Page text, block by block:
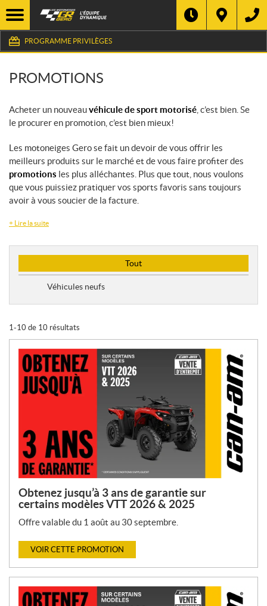
PROGRAMME PRIVILÈGES
PROMOTIONS
Acheter un nouveauvéhicule de sport motorisé , c’est bien. Se
le procurer en promotion, c’est bien mieux!
Les motoneiges Gero se fait un devoir de vous offrir les
meilleurs produits sur le marché et de vous faire profiter des
promotions les plus alléchantes. Plus que tout, nous voulons
que vous puissiez pratiquer vos sports favoris sans toujours
avoir à vous soucier de la facture.
+ Lire la suite
y
e
e
p
r
o
m
o
o
s
Tout
Véhicules neufs
1-10 de 10 résultats
Obtenez jusqu’à 3 ans de garantie sur
certains modèles VTT 2026 & 2025
Offre valable du 1 août au 30 septembre.
VOIR CETTE PROMOTION